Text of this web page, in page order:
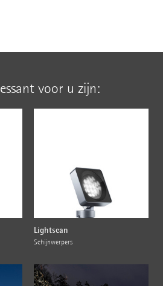
voor u zijn:
Lightscan
Schijnwerpers